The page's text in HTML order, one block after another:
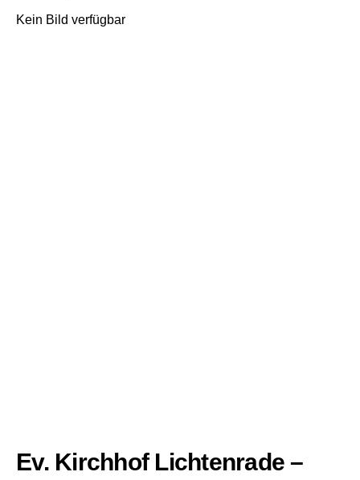
Kein Bild verfügbar
Ev. Kirchhof Lichtenrade –